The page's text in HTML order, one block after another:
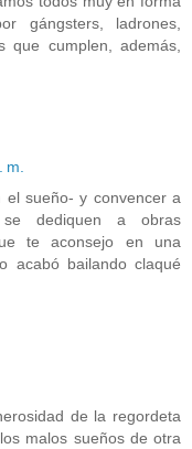
gángsters, ladrones,
que cumplen, además,
sueño- y convencer a
dediquen a obras
te aconsejo en una
acabó bailando claqué
de la regordeta
malos sueños de otra